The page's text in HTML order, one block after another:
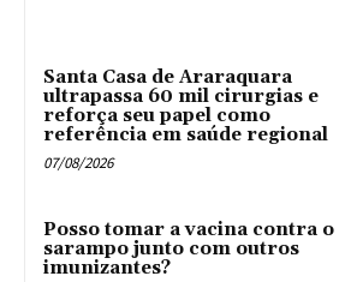
Santa Casa de Araraquara
ultrapassa 60 mil cirurgias e
reforça seu papel como
referência em saúde regional
07/08/2026
Posso tomar a vacina contra o
sarampo junto com outros
imunizantes?